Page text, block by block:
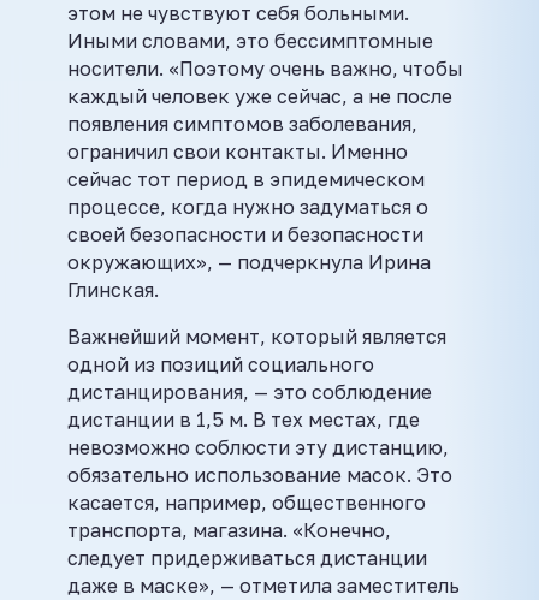
этом не чувствуют себя больными.
Иными словами, это бессимптомные
носители. «Поэтому очень важно, чтобы
каждый человек уже сейчас, а не после
появления симптомов заболевания,
ограничил свои контакты. Именно
сейчас тот период в эпидемическом
процессе, когда нужно задуматься о
своей безопасности и безопасности
окружающих», — подчеркнула Ирина
Глинская.
Важнейший момент, который является
одной из позиций социального
дистанцирования, — это соблюдение
дистанции в 1,5 м. В тех местах, где
невозможно соблюсти эту дистанцию,
обязательно использование масок. Это
касается, например, общественного
транспорта, магазина. «Конечно,
следует придерживаться дистанции
даже в маске», — отметила заместитель